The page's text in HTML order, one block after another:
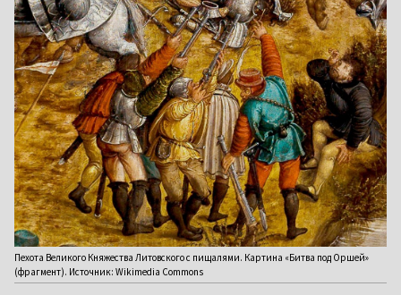
Пехота Великого Княжества Литовского с пищалями. Картина «Битва под Оршей»
(фрагмент). Источник: Wikimedia Commons